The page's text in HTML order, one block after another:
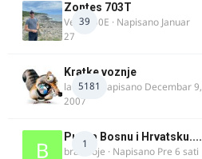
39
Zontes 703T
Verdi350E · Napisano Januar
27
5181
Kratke voznje
lalajko· Napisano Decembar 9,
2007
1
Put za Bosnu i Hrvatsku....
bradivoje · Napisano Pre 6 sati